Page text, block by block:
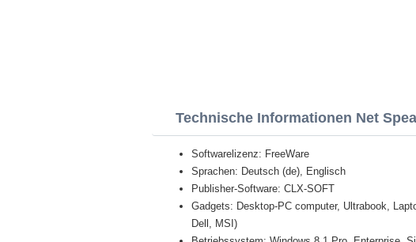
Technische Informationen Net
Softwarelizenz: FreeWare
Sprachen: Deutsch (de), Englisch
Publisher-Software: CLX-SOFT
Gadgets: Desktop-PC computer, Ultrabook,
Dell, MSI)